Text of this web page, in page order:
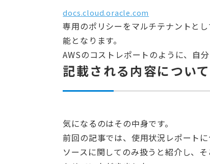
docs.cloud.oracle.com
専用のポリシーをマルチテナントと
能となります。
AWSのコストレポートのように、自
記載される内容について
気になるのはその中身です。
前回の記事では、使用状況レポート
ソースに関してのみ扱うと紹介し、